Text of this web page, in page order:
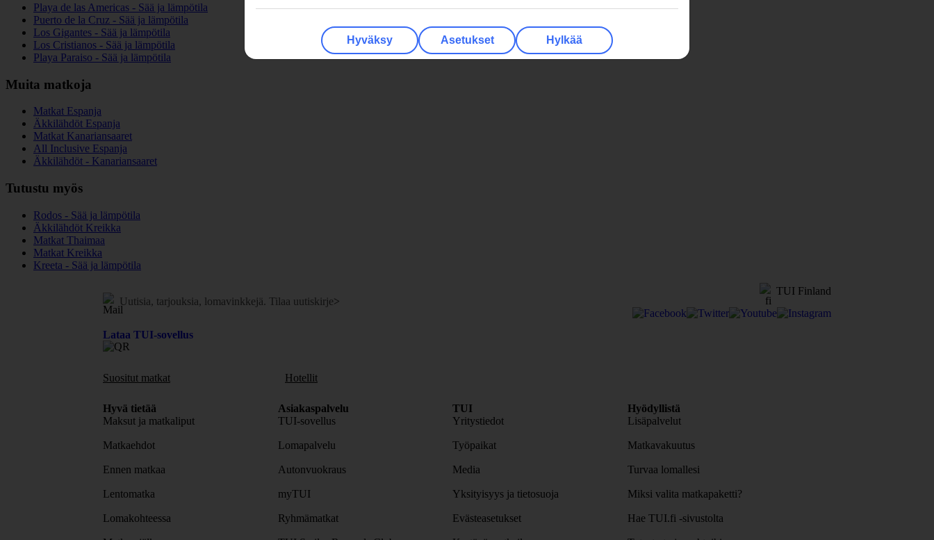
Playa de las Americas - Sää ja lämpötila
Puerto de la Cruz - Sää ja lämpötila
Los Gigantes - Sää ja lämpötila
Los Cristianos - Sää ja lämpötila
Playa Paraiso - Sää ja lämpötila
Muita matkoja
Matkat Espanja
Äkkilähdöt Espanja
Matkat Kanariansaaret
All Inclusive Espanja
Äkkilähdöt - Kanariansaaret
Tutustu myös
Rodos - Sää ja lämpötila
Äkkilähdöt Kreikka
Matkat Thaimaa
Matkat Kreikka
Kreeta - Sää ja lämpötila
Uutisia, tarjouksia, lomavinkkejä. Tilaa uutiskirje>
TUI Finland
Lataa TUI-sovellus
Suositut matkat Hotellit
Hyvä tietää
Maksut ja matkaliput
Matkaehdot
Ennen matkaa
Lentomatka
Lomakohteessa
Asiakaspalvelu
TUI-sovellus
Lomapalvelu
Autonvuokraus
myTUI
Ryhmämatkat
TUI
Yritystiedot
Työpaikat
Media
Yksityisyys ja tietosuoja
Evästeasetukset
Hyödyllistä
Lisäpalvelut
Matkavakuutus
Turvaa lomallesi
Miksi valita matkapaketti?
Hae TUI.fi -sivustolta
Hyväksy Asetukset Hylkää